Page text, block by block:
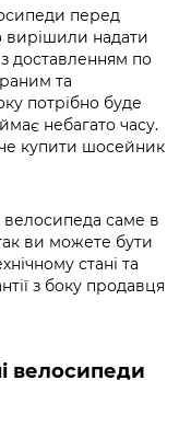
перед
вирішили надати
доставленням по
та
потрібно буде
небагато часу.
купити шосейник
саме в
ви можете бути
стані та
з боку продавця
велосипеди